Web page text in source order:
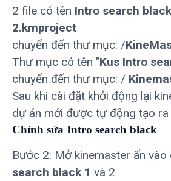
2 file có tên Intro search
2.kmproject
chuyển đến thư mục: /
Thư mục có tên "Kus Intro
chuyển đến thư mục: /
Sau khi cài đặt khởi động lại
dự án mới được tự động tạo
Chỉnh sửa Intro search black
Bước 2: Mở kinemaster ấn vào
search black 1 và 2